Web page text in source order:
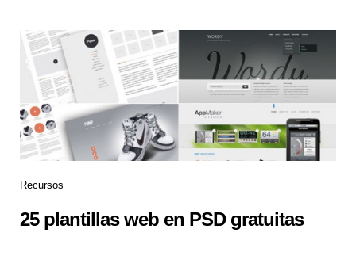
Recursos
25 plantillas web en PSD gratuitas